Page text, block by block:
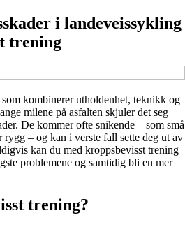
i landeveissykling
trening
kombinerer utholdenhet, teknikk og
milene på asfalten skjuler det seg
De kommer ofte snikende – som små
– og kan i verste fall sette deg ut av
kan du med kroppsbevisst trening
problemene og samtidig bli en mer
trening?